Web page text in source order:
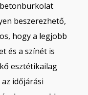
beszerezhető,
hogy a legjobb
és a színét is
esztétikailag
időjárási